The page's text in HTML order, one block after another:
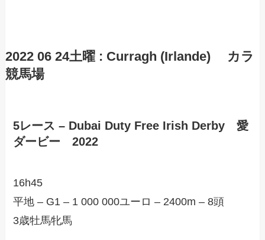
2022 06 24土曜 : Curragh (Irlande) カラ
競馬場
5レース – Dubai Duty Free Irish Derby 愛
ダービー 2022
16h45
平地 – G1 – 1 000 000ユーロ – 2400m – 8頭
3歳牡馬牝馬